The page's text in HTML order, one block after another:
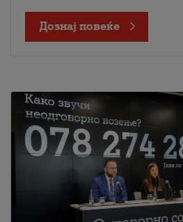
Дознај повеќе